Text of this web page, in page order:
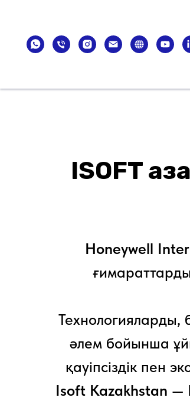
ISOFT
Honeywell
Технологияларды,
әлем бойынша
қауіпсіздік пен
Isoft Kazakhstan —